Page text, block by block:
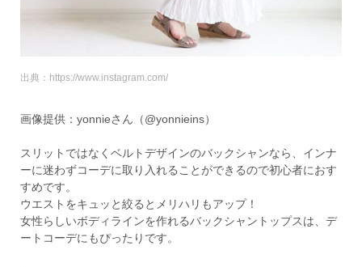
出典：https://www.instagram.com/
画像提供：yonnieさん（@yonnieins）
スリットではなくベルトデザインのバックシャンなら、インナ
ーに迷わずコーデに取り入れることができるので初心者におす
すめです。
ウエストをキュッと絞るとメリハリもアップ！
女性らしいボディラインを作れるバックシャントップスは、デ
ートコーデにもぴったりです。